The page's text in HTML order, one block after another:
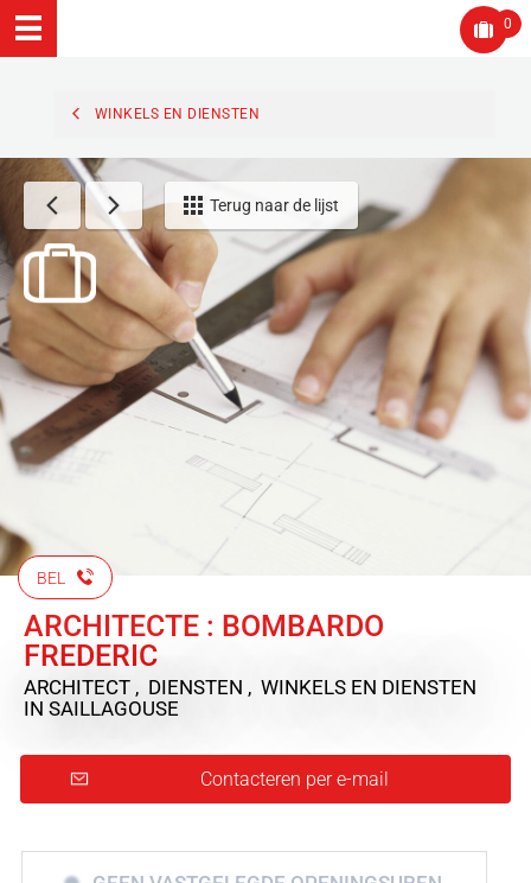
0
WINKELS EN DIENSTEN
Terug naar de lijst
BEL
ARCHITECTE : BOMBARDO
FREDERIC
ARCHITECT , DIENSTEN , WINKELS EN DIENSTEN
IN SAILLAGOUSE
Contacteren per e-mail